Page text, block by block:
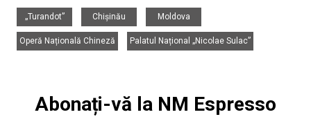
„Turandot”
Chișinău
Moldova
Operă Națională Chineză
Palatul Național „Nicolae Sulac”
Abonați-vă la NM Espresso